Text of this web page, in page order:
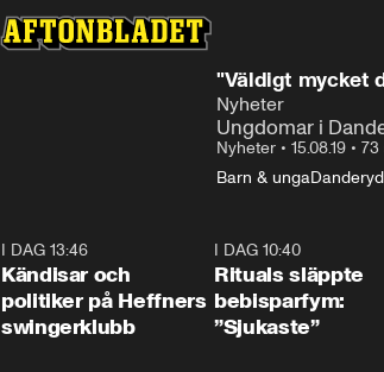
"Väldigt mycket
Nyheter
Ungdomar i
Nyheter • 15.08.19 • 73
Barn & ungaDanderyd
I DAG 13:46
Kändisar och
politiker på Heffners
swingerklubb
I DAG 10:40
Rituals släppte
bebisparfym:
”Sjukaste”